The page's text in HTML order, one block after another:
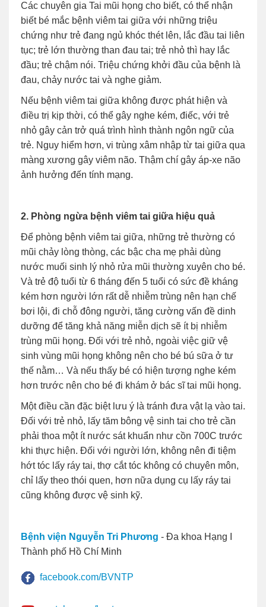
Các chuyên gia Tai mũi họng cho biết, có thể nhận
biết bé mắc bệnh viêm tai giữa với những triệu
chứng như trẻ đang ngủ khóc thét lên, lắc đầu tai liên
tục; trẻ lớn thường than đau tai; trẻ nhỏ thì hay lắc
đầu; trẻ chậm nói. Triệu chứng khởi đầu của bệnh là
đau, chảy nước tai và nghe giảm.
Nếu bệnh viêm tai giữa không được phát hiện và
điều trị kịp thời, có thể gây nghe kém, điếc, với trẻ
nhỏ gây cản trở quá trình hình thành ngôn ngữ của
trẻ. Nguy hiểm hơn, vi trùng xâm nhập từ tai giữa qua
màng xương gây viêm não. Thậm chí gây áp-xe não
ảnh hưởng đến tính mạng.
2. Phòng ngừa bệnh viêm tai giữa hiệu quả
Để phòng bệnh viêm tai giữa, những trẻ thường có
mũi chảy lòng thòng, các bậc cha mẹ phải dùng
nước muối sinh lý nhỏ rửa mũi thường xuyên cho bé.
Và trẻ độ tuổi từ 6 tháng đến 5 tuổi có sức đề kháng
kém hơn người lớn rất dễ nhiễm trùng nên hạn chế
bơi lội, đi chỗ đông người, tăng cường vấn đề dinh
dưỡng để tăng khả năng miễn dịch sẽ ít bị nhiễm
trùng mũi họng. Đối với trẻ nhỏ, ngoài việc giữ vệ
sinh vùng mũi họng không nên cho bé bú sữa ở tư
thế nằm… Và nếu thấy bé có hiện tượng nghe kém
hơn trước nên cho bé đi khám ở bác sĩ tai mũi họng.
Một điều cần đặc biệt lưu ý là tránh đưa vật lạ vào tai.
Đối với trẻ nhỏ, lấy tăm bông vệ sinh tai cho trẻ cần
phải thoa một ít nước sát khuẩn như cồn 700C trước
khi thực hiện. Đối với người lớn, không nên đi tiệm
hớt tóc lấy ráy tai, thợ cắt tóc không có chuyên môn,
chỉ lấy theo thói quen, hơn nữa dụng cụ lấy ráy tai
cũng không được vệ sinh kỹ.
Bệnh viện Nguyễn Tri Phương - Đa khoa Hạng I
Thành phố Hồ Chí Minh
facebook.com/BVNTP